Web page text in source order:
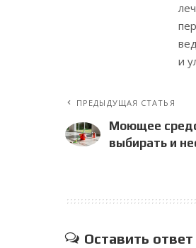
и
ПРЕДЫДУЩАЯ СТАТЬЯ
Моющее
выбирать и
Оставить ответ